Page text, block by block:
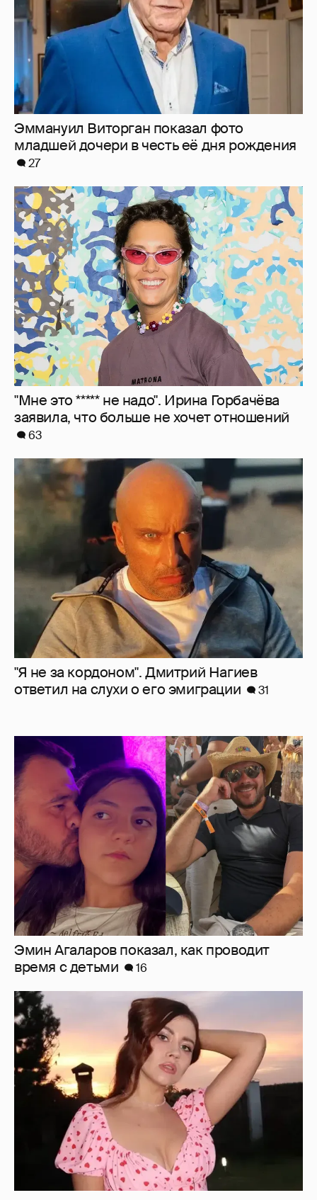
Эммануил Виторган показал фото
младшей дочери в честь её дня рождения
27
"Мне это ***** не надо". Ирина Горбачёва
заявила, что больше не хочет отношений
63
"Я не за кордоном". Дмитрий Нагиев
ответил на слухи о его эмиграции
31
Эмин Агаларов показал, как проводит
время с детьми
16